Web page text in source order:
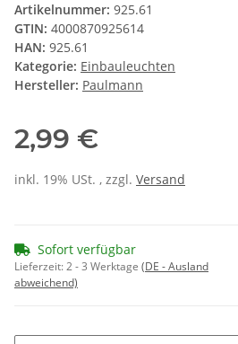
Artikelnummer: 925.61
GTIN: 4000870925614
HAN: 925.61
Kategorie: Einbauleuchten
Hersteller: Paulmann
2,99 €
inkl. 19% USt. , zzgl. Versand
Sofort verfügbar
Lieferzeit:2 - 3 Werktage (DE - Ausland
abweichend)